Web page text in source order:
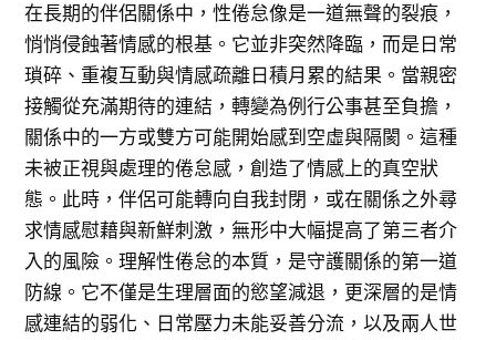
在長期的伴侶關係中，性倦怠像是一道無聲的裂痕，
悄悄侵蝕著情感的根基。它並非突然降臨，而是日常
瑣碎、重複互動與情感疏離日積月累的結果。當親密
接觸從充滿期待的連結，轉變為例行公事甚至負擔，
關係中的一方或雙方可能開始感到空虛與隔閡。這種
未被正視與處理的倦怠感，創造了情感上的真空狀
態。此時，伴侶可能轉向自我封閉，或在關係之外尋
求情感慰藉與新鮮刺激，無形中大幅提高了第三者介
入的風險。理解性倦怠的本質，是守護關係的第一道
防線。它不僅是生理層面的慾望減退，更深層的是情
感連結的弱化、日常壓力未能妥善分流，以及兩人世